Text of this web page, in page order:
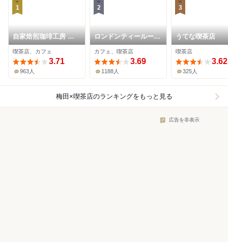
1
自家焙煎珈琲工房 カ
フェ バーンホーフ 三
番街店
喫茶店、カフェ
3.71
963人
2
ロンドンティールーム
堂島本店
カフェ、喫茶店
3.69
1188人
3
うてな喫茶店
喫茶店
3.62
325人
梅田×喫茶店のランキングをもっと見る
広告を非表示